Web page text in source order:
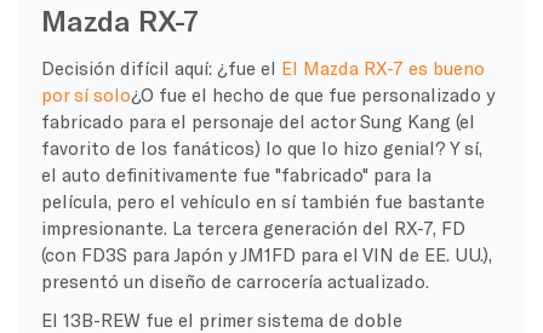
Mazda RX-7
Decisión difícil aquí: ¿fue el El Mazda RX-7 es bueno
por sí solo¿O fue el hecho de que fue personalizado y
fabricado para el personaje del actor Sung Kang (el
favorito de los fanáticos) lo que lo hizo genial? Y sí,
el auto definitivamente fue "fabricado" para la
película, pero el vehículo en sí también fue bastante
impresionante. La tercera generación del RX-7, FD
(con FD3S para Japón y JM1FD para el VIN de EE. UU.),
presentó un diseño de carrocería actualizado.
El 13B-REW fue el primer sistema de doble